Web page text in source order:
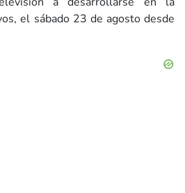
el sábado 23 de agosto desde